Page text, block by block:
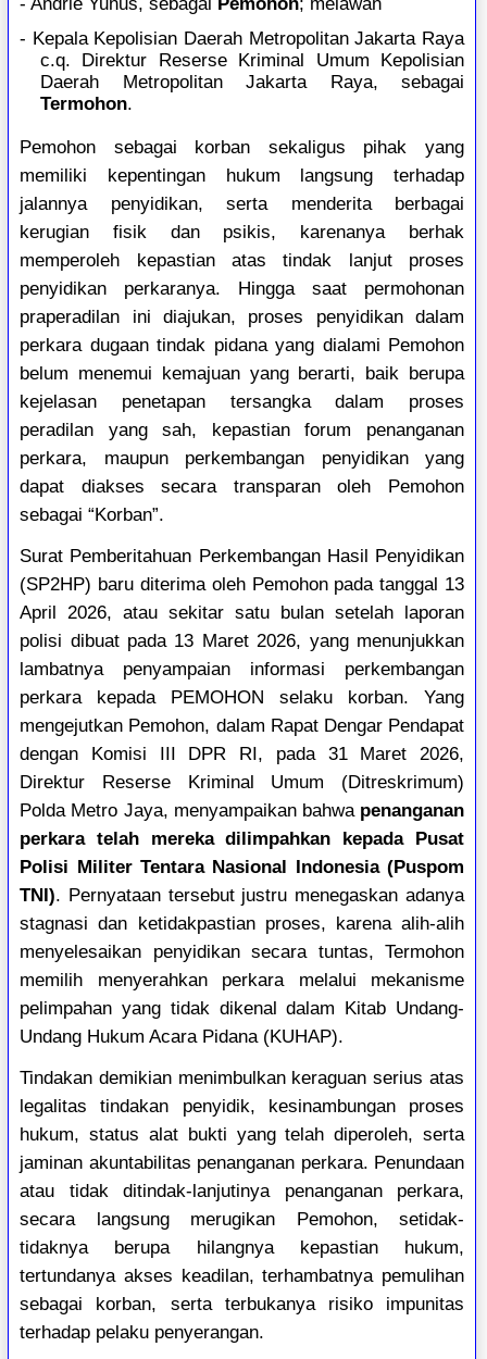
- Kepala Kepolisian Daerah Metropolitan Jakarta Raya
c.q. Direktur Reserse Kriminal Umum Kepolisian
Daerah Metropolitan Jakarta Raya, sebagai
Termohon.
Pemohon sebagai korban sekaligus pihak yang
memiliki kepentingan hukum langsung terhadap
jalannya penyidikan, serta menderita berbagai
kerugian fisik dan psikis, karenanya berhak
memperoleh kepastian atas tindak lanjut proses
penyidikan perkaranya. Hingga saat permohonan
praperadilan ini diajukan, proses penyidikan dalam
perkara dugaan tindak pidana yang dialami Pemohon
belum menemui kemajuan yang berarti, baik berupa
kejelasan penetapan tersangka dalam proses
peradilan yang sah, kepastian forum penanganan
perkara, maupun perkembangan penyidikan yang
dapat diakses secara transparan oleh Pemohon
sebagai “Korban”.
Surat Pemberitahuan Perkembangan Hasil Penyidikan
(SP2HP) baru diterima oleh Pemohon pada tanggal 13
April 2026, atau sekitar satu bulan setelah laporan
polisi dibuat pada 13 Maret 2026, yang menunjukkan
lambatnya penyampaian informasi perkembangan
perkara kepada PEMOHON selaku korban. Yang
mengejutkan Pemohon, dalam Rapat Dengar Pendapat
dengan Komisi III DPR RI, pada 31 Maret 2026,
Direktur Reserse Kriminal Umum (Ditreskrimum)
Polda Metro Jaya, menyampaikan bahwa penanganan
perkara telah mereka dilimpahkan kepada Pusat
Polisi Militer Tentara Nasional Indonesia (Puspom
TNI). Pernyataan tersebut justru menegaskan adanya
stagnasi dan ketidakpastian proses, karena alih-alih
menyelesaikan penyidikan secara tuntas, Termohon
memilih menyerahkan perkara melalui mekanisme
pelimpahan yang tidak dikenal dalam Kitab Undang-
Undang Hukum Acara Pidana (KUHAP).
Tindakan demikian menimbulkan keraguan serius atas
legalitas tindakan penyidik, kesinambungan proses
hukum, status alat bukti yang telah diperoleh, serta
jaminan akuntabilitas penanganan perkara. Penundaan
atau tidak ditindak-lanjutinya penanganan perkara,
secara langsung merugikan Pemohon, setidak-
tidaknya berupa hilangnya kepastian hukum,
tertundanya akses keadilan, terhambatnya pemulihan
sebagai korban, serta terbukanya risiko impunitas
terhadap pelaku penyerangan.